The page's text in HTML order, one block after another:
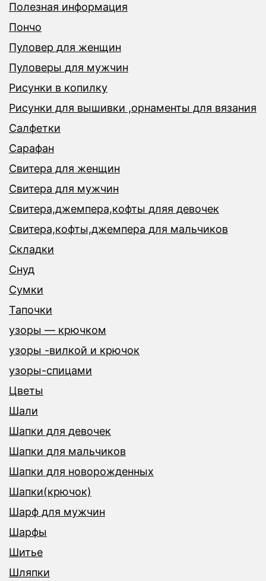
Полезная информация
Пончо
Пуловер для женщин
Пуловеры для мужчин
Рисунки в копилку
Рисунки для вышивки ,орнаменты для вязания
Салфетки
Сарафан
Свитера для женщин
Свитера для мужчин
Свитера,джемпера,кофты дляя девочек
Свитера,кофты,джемпера для мальчиков
Складки
Снуд
Сумки
Тапочки
узоры — крючком
узоры -вилкой и крючок
узоры-спицами
Цветы
Шали
Шапки для девочек
Шапки для мальчиков
Шапки для новорожденных
Шапки(крючок)
Шарф для мужчин
Шарфы
Шитье
Шляпки